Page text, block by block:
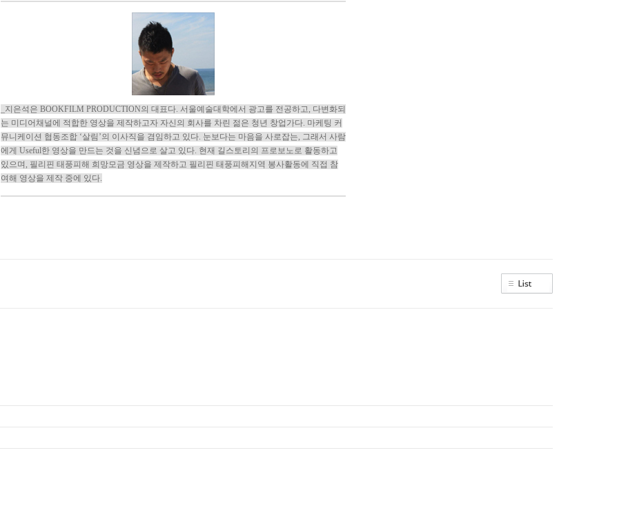
_지은석은 BOOKFILM PRODUCTION의 대표다. 서울예술대학에서 광고를 전공하고, 다변화되
는 미디어채널에 적합한 영상을 제작하고자 자신의 회사를 차린 젊은 청년 창업가다. 마케팅 커
뮤니케이션 협동조합 ‘살림’의 이사직을 겸임하고 있다. 눈보다는 마음을 사로잡는, 그래서 사람
에게 Useful한 영상을 만드는 것을 신념으로 살고 있다. 현재 길스토리의 프로보노로 활동하고
있으며, 필리핀 태풍피해 희망모금 영상을 제작하고 필리핀 태풍피해지역 봉사활동에 직접 참
여해 영상을 제작 중에 있다.